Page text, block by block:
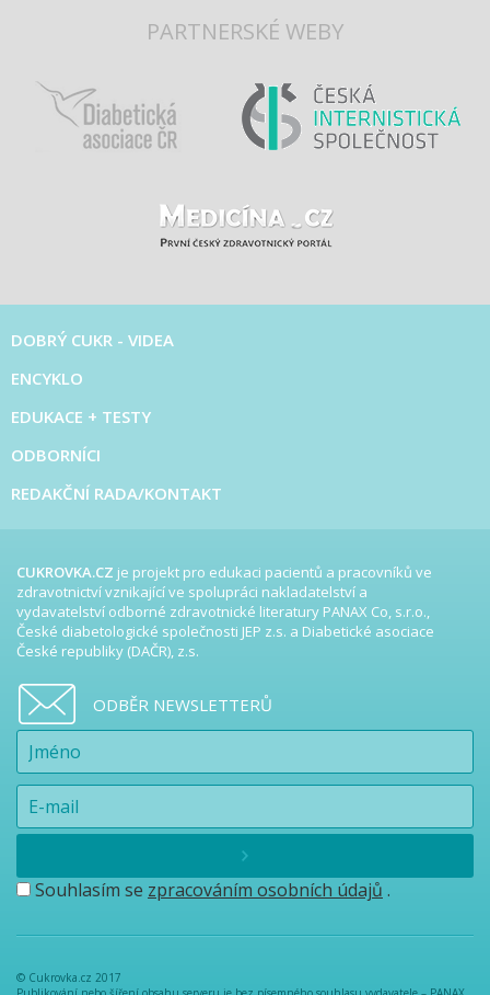
PARTNERSKÉ WEBY
DOBRÝ CUKR - VIDEA
ENCYKLO
EDUKACE + TESTY
ODBORNÍCI
REDAKČNÍ RADA/KONTAKT
CUKROVKA.CZ je projekt pro edukaci pacientů a pracovníků ve
zdravotnictví vznikající ve spolupráci nakladatelství a
vydavatelství odborné zdravotnické literatury PANAX Co, s.r.o.,
České diabetologické společnosti JEP z.s. a Diabetické asociace
České republiky (DAČR), z.s.
ODBĚR NEWSLETTERŮ
Souhlasím se zpracováním osobních údajů .
© Cukrovka.cz 2017